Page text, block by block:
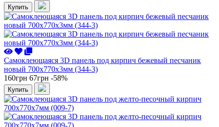
Купить
Самоклеющаяся 3D панель под кирпич бежевый песчаник
новый 700x770x3мм (344-3)
160грн 67грн -58%
Купить